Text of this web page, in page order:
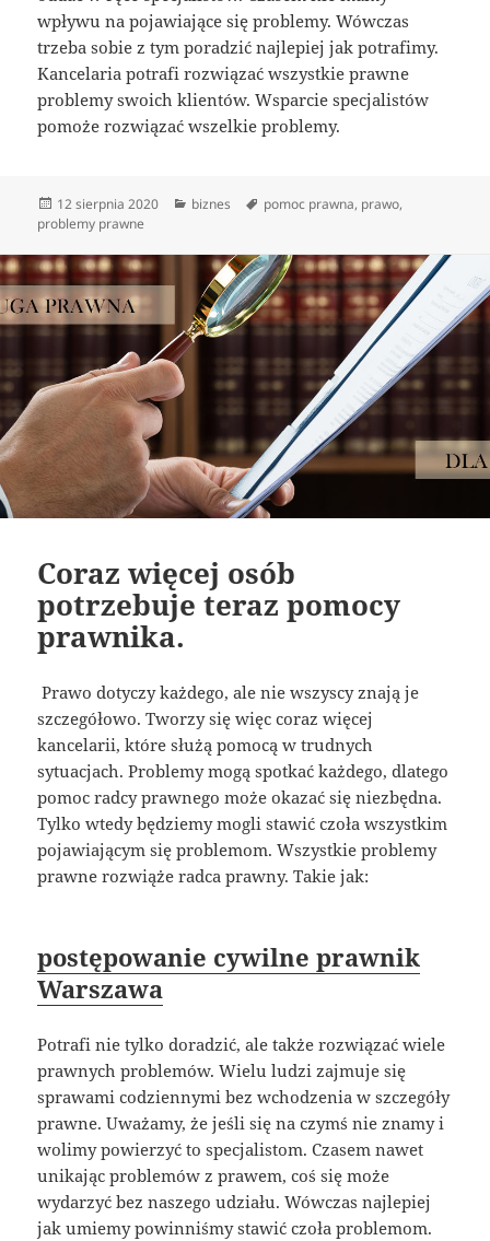
wpływu na pojawiające się problemy. Wówczas
trzeba sobie z tym poradzić najlepiej jak potrafimy.
Kancelaria potrafi rozwiązać wszystkie prawne
problemy swoich klientów. Wsparcie specjalistów
pomoże rozwiązać wszelkie problemy.
Data
publikacji
12 sierpnia 2020 Kategorie
biznes Tagi
pomoc prawna, prawo,
problemy prawne
Coraz więcej osób
potrzebuje teraz pomocy
prawnika.
Prawo dotyczy każdego, ale nie wszyscy znają je
szczegółowo. Tworzy się więc coraz więcej
kancelarii, które służą pomocą w trudnych
sytuacjach. Problemy mogą spotkać każdego, dlatego
pomoc radcy prawnego może okazać się niezbędna.
Tylko wtedy będziemy mogli stawić czoła wszystkim
pojawiającym się problemom. Wszystkie problemy
prawne rozwiąże radca prawny. Takie jak:
postępowanie cywilne prawnik
Warszawa
Potrafi nie tylko doradzić, ale także rozwiązać wiele
prawnych problemów. Wielu ludzi zajmuje się
sprawami codziennymi bez wchodzenia w szczegóły
prawne. Uważamy, że jeśli się na czymś nie znamy i
wolimy powierzyć to specjalistom. Czasem nawet
unikając problemów z prawem, coś się może
wydarzyć bez naszego udziału. Wówczas najlepiej
jak umiemy powinniśmy stawić czoła problemom.